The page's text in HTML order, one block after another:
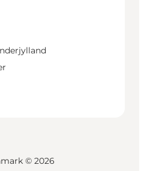
© 2026